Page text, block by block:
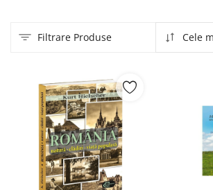
Listă de dorințe
Contact
Autentificare
Filtrare Produse Cele